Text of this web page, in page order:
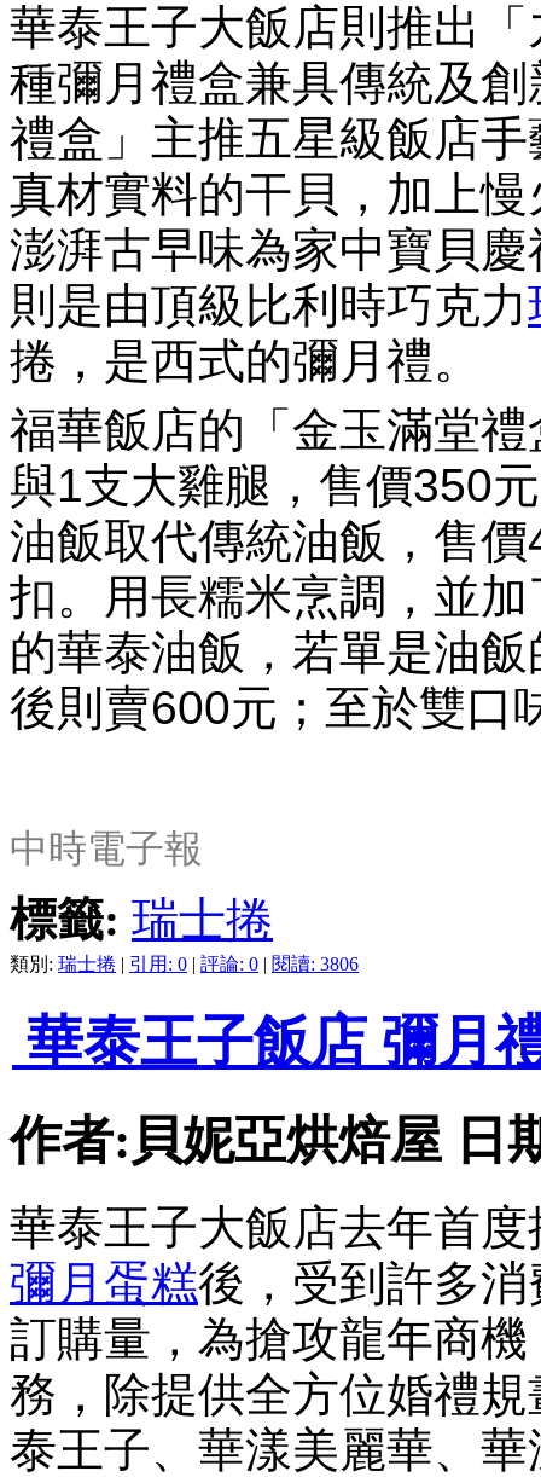
華泰王子大飯店則推出
種彌月禮盒兼具傳統及
禮盒」主推五星級飯店
真材實料的干貝，加上
澎湃古早味為家中寶貝
則是由頂級比利時巧克力
捲，是西式的彌月禮。
福華飯店的「金玉滿堂
與1支大雞腿，售價350
油飯取代傳統油飯，售
扣。用長糯米烹調，並
的華泰油飯，若單是油
後則賣600元；至於雙口
中時電子報
標籤: 瑞士捲
類別: 瑞士捲 | 引用: 0 | 評論: 0 | 閱讀: 3806
華泰王子飯店 彌月
作者:貝妮亞烘焙屋 日
華泰王子大飯店去年首
彌月蛋糕後，受到許多
訂購量，為搶攻龍年商
務，除提供全方位婚禮
泰王子、華漾美麗華、